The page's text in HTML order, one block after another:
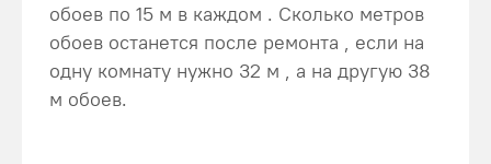
обоев по 15 м в каждом . Сколько метров
обоев останется после ремонта , если на
одну комнату нужно 32 м , а на другую 38
м обоев.​